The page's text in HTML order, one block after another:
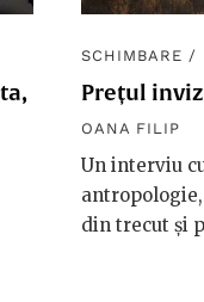
SCHIMBARE /
Prețul
OANA FILIP
Un interviu
din trecut și